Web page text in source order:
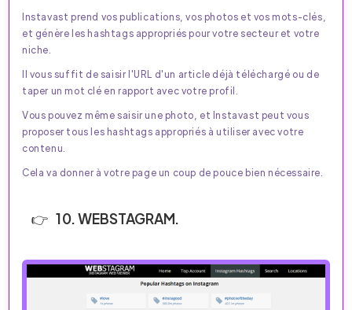
Instavast prend vos publications, vos photos et vos mots-clés,
et génère les hashtags appropriés pour votre secteur et votre
niche.
Il vous suffit de saisir l'URL d'un article déjà téléchargé ou de
taper un mot clé en rapport avec votre profil.
Vous pouvez même saisir une photo, et Instavast peut vous
proposer tous les hashtags appropriés à utiliser avec votre
contenu.
Cela va donner à votre page un coup de pouce bien nécessaire.
10. WEBSTAGRAM.